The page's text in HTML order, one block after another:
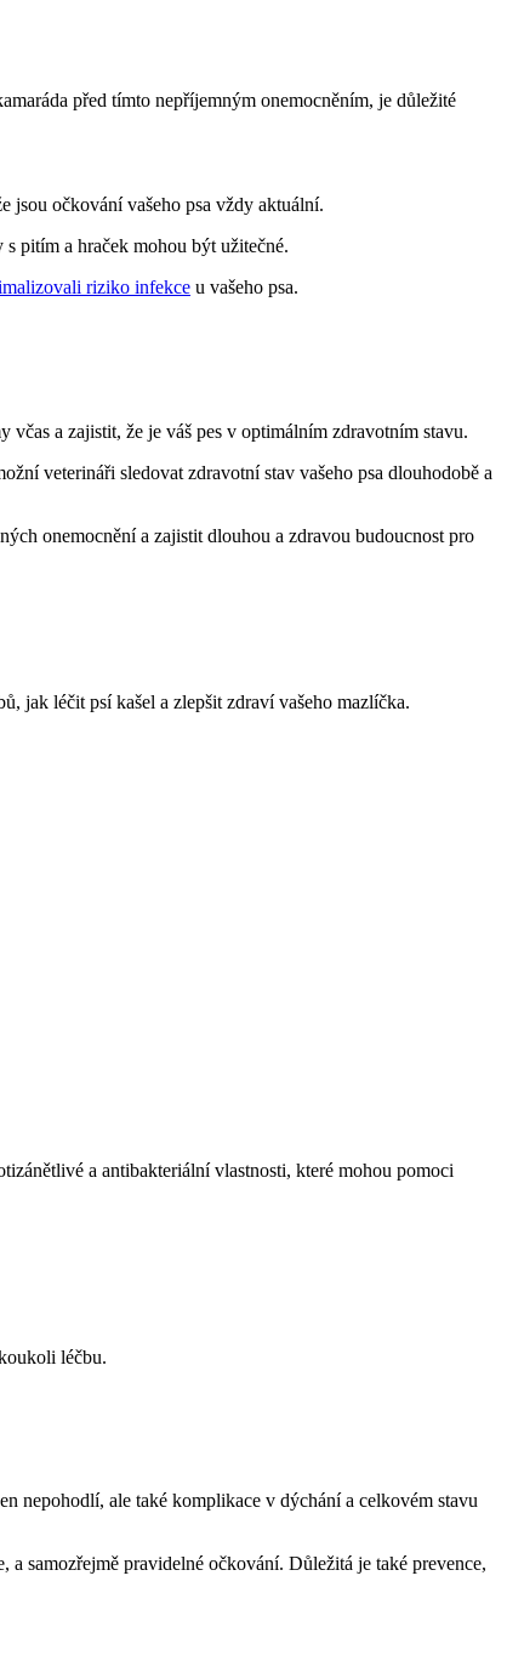
před tímto nepříjemným onemocněním, je důležité
jsou očkování vašeho psa vždy aktuální.
pitím a hraček mohou být užitečné.
riziko infekce u vašeho psa.
a zajistit, že je váš pes v optimálním zdravotním stavu.
veterináři sledovat zdravotní stav vašeho psa dlouhodobě a
onemocnění a zajistit dlouhou a zdravou budoucnost pro
jak léčit psí kašel a zlepšit zdraví vašeho mazlíčka.
a antibakteriální vlastnosti, které mohou pomoci
léčbu.
nepohodlí, ale také komplikace v dýchání a celkovém stavu
samozřejmě pravidelné očkování. Důležitá je také prevence,